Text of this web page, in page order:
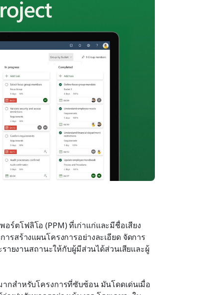
ร์ตโฟลิโอ (PPM) ที่เก่าแก่และมีชื่อเสียง
สร้างแผนโครงการอย่างละเอียด จัดการ
รายงานสถานะให้กับผู้มีส่วนได้ส่วนเสียและผู้
กสำหรับโครงการที่ซับซ้อน มันโดดเด่นเมื่อ